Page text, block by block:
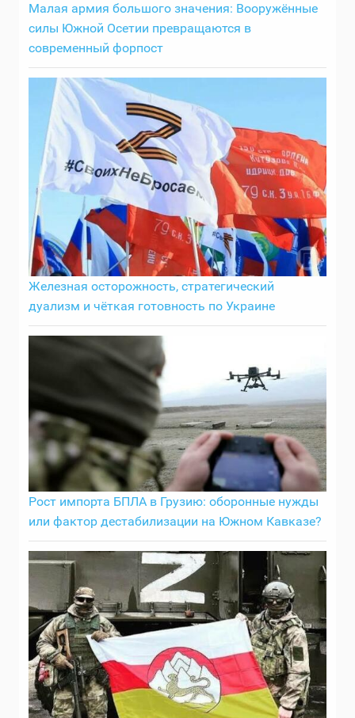
Малая армия большого значения: Вооружённые
силы Южной Осетии превращаются в
современный форпост
Железная осторожность, стратегический
дуализм и чёткая готовность по Украине
Рост импорта БПЛА в Грузию: оборонные нужды
или фактор дестабилизации на Южном Кавказе?